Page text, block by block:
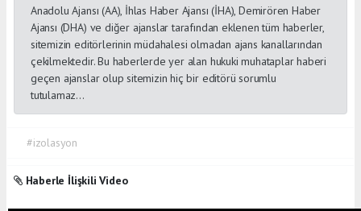
Anadolu Ajansı (AA), İhlas Haber Ajansı (İHA), Demirören Haber
Ajansı (DHA) ve diğer ajanslar tarafından eklenen tüm haberler,
sitemizin editörlerinin müdahalesi olmadan ajans kanallarından
çekilmektedir. Bu haberlerde yer alan hukuki muhataplar haberi
geçen ajanslar olup sitemizin hiç bir editörü sorumlu
tutulamaz...
#izolasyon
Haberle İlişkili Video